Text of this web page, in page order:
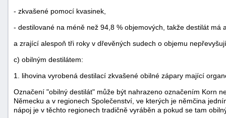
- zkvašené pomocí kvasinek,
- destilované na méně než 94,8 % objemových, takže destilát má
a zrající alespoň tři roky v dřevěných sudech o objemu
c) obilným destilátem:
1. lihovina vyrobená destilací zkvašené obilné zápary mající
Označení "obilný destilát" může být nahrazeno označením Korn
Německu a v regionech Společenství, ve kterých je němčina
nápoj je v těchto regionech tradičně vyráběn a pokud se tam